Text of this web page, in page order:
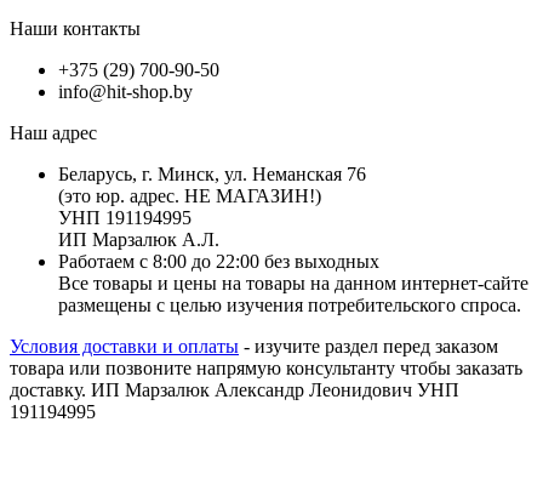
Наши контакты
+375 (29) 700-90-50
info@hit-shop.by
Наш адрес
Беларусь, г. Минск, ул. Неманская 76
(это юр. адрес. НЕ МАГАЗИН!)
УНП 191194995
ИП Марзалюк А.Л.
Работаем с 8:00 до 22:00 без выходных
Все товары и цены на товары на данном интернет-сайте
размещены с целью изучения потребительского спроса.
Условия доставки и оплаты - изучите раздел перед заказом
товара или позвоните напрямую консультанту чтобы заказать
доставку. ИП Марзалюк Александр Леонидович УНП
191194995